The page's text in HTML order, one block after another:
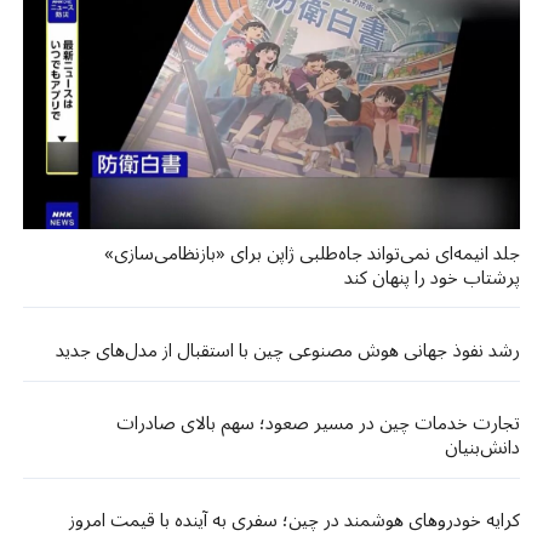
جلد انیمه‌ای نمی‌تواند جاه‌طلبی ژاپن برای «بازنظامی‌سازی»
پرشتاب خود را پنهان کند
رشد نفوذ جهانی هوش مصنوعی چین با استقبال از مدل‌های جدید
تجارت خدمات چین در مسیر صعود؛ سهم بالای صادرات
دانش‌بنیان
کرایه خودروهای هوشمند در چین؛ سفری به آینده با قیمت امروز